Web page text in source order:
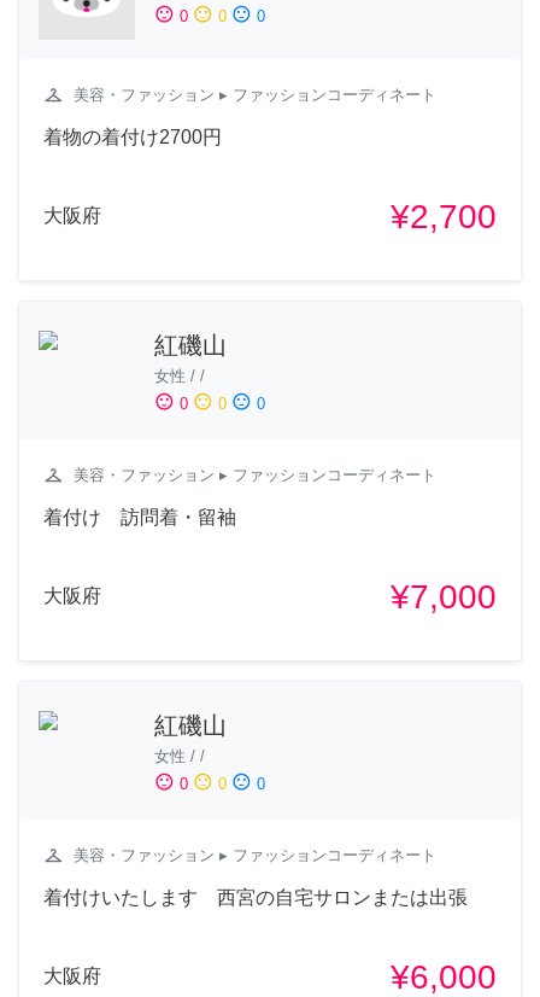
sentiment_satisfied 0 sentiment_neutral 0 sentiment_dissatisfied 0
checkroom 美容・ファッション ▸ ファッションコーディネート
着物の着付け2700円
大阪府 ¥2,700
紅磯山
女性 / /
sentiment_satisfied 0 sentiment_neutral 0 sentiment_dissatisfied 0
checkroom 美容・ファッション ▸ ファッションコーディネート
着付け 訪問着・留袖
大阪府 ¥7,000
紅磯山
女性 / /
sentiment_satisfied 0 sentiment_neutral 0 sentiment_dissatisfied 0
checkroom 美容・ファッション ▸ ファッションコーディネート
着付けいたします 西宮の自宅サロンまたは出張
大阪府 ¥6,000